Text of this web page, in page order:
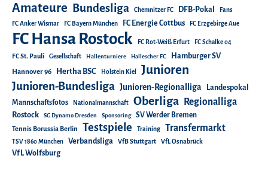
Amateure Bundesliga Chemnitzer FC DFB-Pokal Fans
FC Anker Wismar FC Bayern München FC Energie Cottbus FC Erzgebirge Aue
FC Hansa Rostock FC Rot-Weiß Erfurt FC Schalke 04
FC St. Pauli Gesellschaft Hallenturniere Hallescher FC Hamburger SV
Hannover 96 Hertha BSC Holstein Kiel Junioren
Junioren-Bundesliga Junioren-Regionalliga
Landespokal
Mannschaftsfotos
Nationalmannschaft Oberliga Regionalliga
Rostock SG Dynamo Dresden Sponsoring SV Werder Bremen
Tennis Borussia Berlin Testspiele Training Transfermarkt
TSV 1860 München Verbandsliga VfB Stuttgart VfL Osnabrück
VfL Wolfsburg